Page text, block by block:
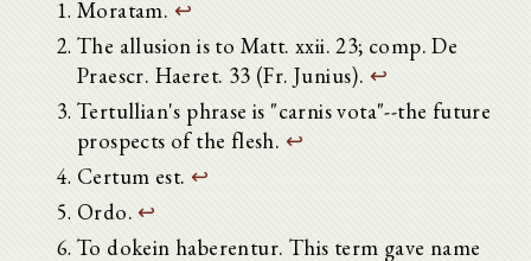
Moratam. ↩
The allusion is to Matt. xxii. 23; comp. De
Praescr. Haeret. 33 (Fr. Junius). ↩
Tertullian's phrase is "carnis vota"--the future
prospects of the flesh. ↩
Certum est. ↩
Ordo. ↩
To dokein haberentur. This term gave name